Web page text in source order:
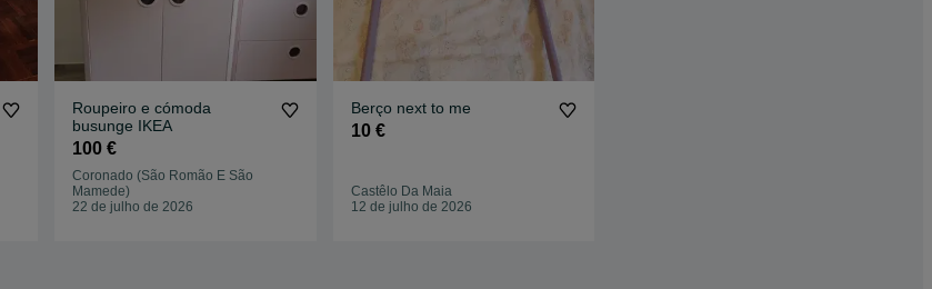
Roupeiro e cómoda
busunge IKEA
100 €
Coronado (São Romão E São
Mamede)
22 de julho de 2026
Berço next to me
10 €
Castêlo Da Maia
12 de julho de 2026